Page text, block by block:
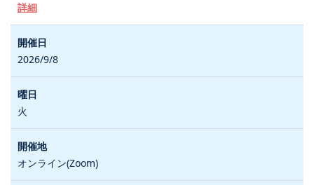
詳細
2026/9/8
火
オンライン(Zoom)